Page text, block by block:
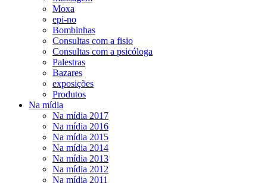
Moxa
epi-no
Bombinhas
Consultas com a fisio
Consultas com a psicóloga
Palestras
Bazares
exposições
Produtos
Na mídia
Na mídia 2017
Na mídia 2016
Na mídia 2015
Na mídia 2014
Na mídia 2013
Na mídia 2012
Na mídia 2011